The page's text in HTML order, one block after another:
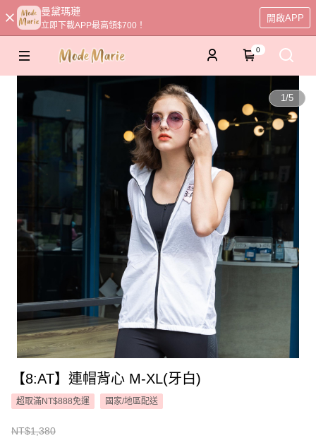
曼黛瑪璉
立即下載APP最高領$700！
開啟APP
0
1/5
【8:AT】連帽背心 M-XL(牙白)
超取滿NT$888免運 國家/地區配送
NT$1,380